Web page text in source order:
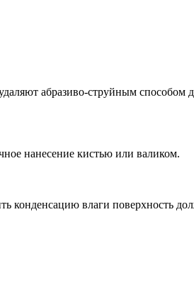
абразиво-струйным
нанесение кистью или валиком.
конденсацию влаги поверхность